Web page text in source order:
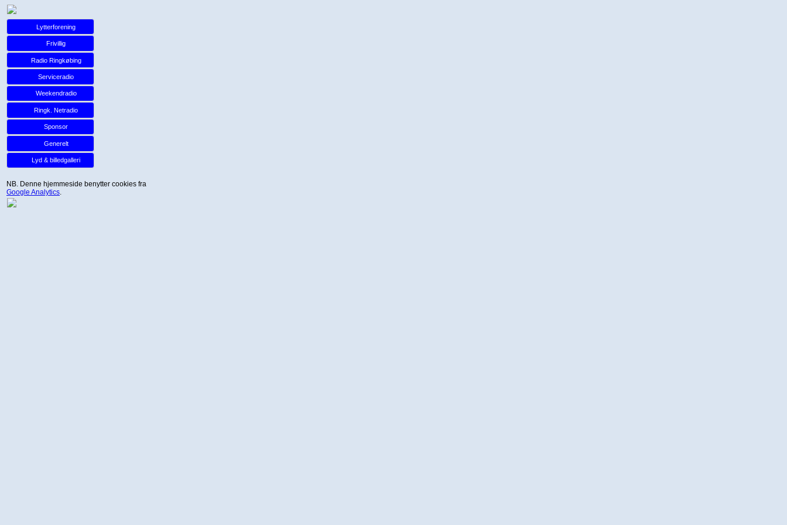
Lytterforening
Frivillig
Radio Ringkøbing
Serviceradio
Weekendradio
Ringk. Netradio
Sponsor
Generelt
Lyd & billedgalleri
NB. Denne hjemmeside benytter cookies fra
Google Analytics.